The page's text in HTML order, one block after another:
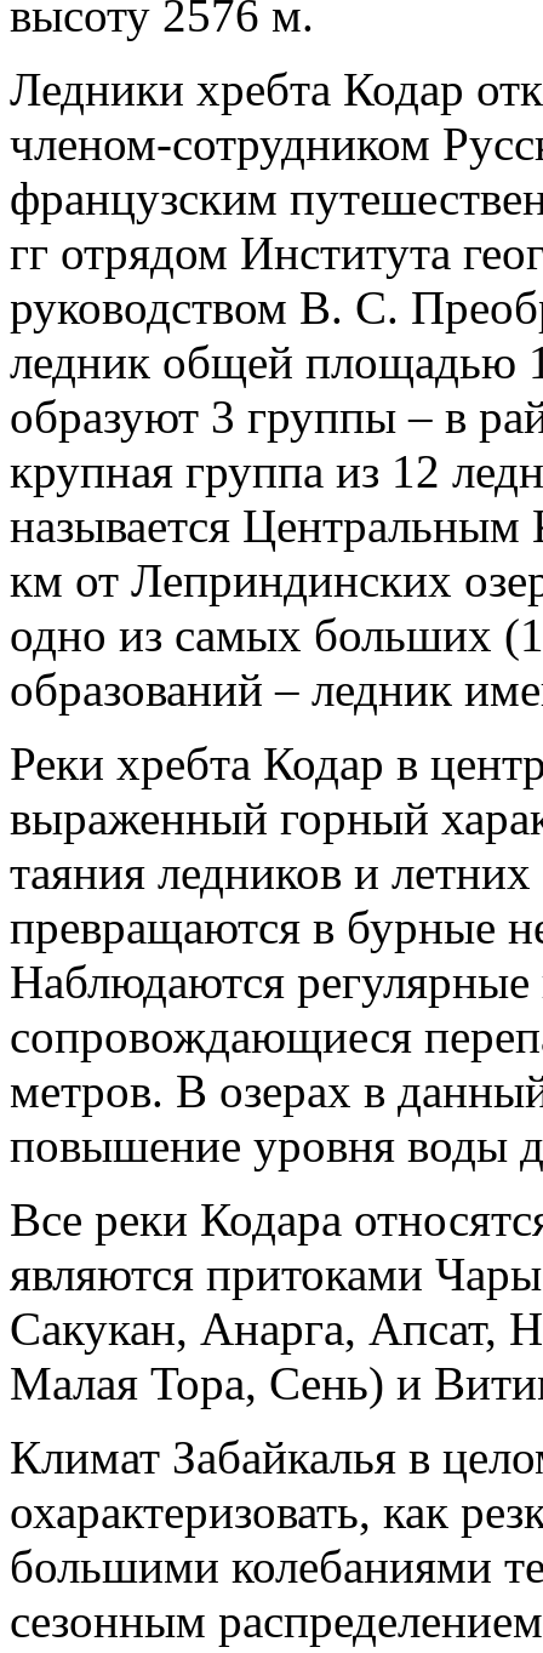
высоту 2576 м.
Ледники хребта Кодар
членом-сотрудником
французским
гг отрядом Института
руководством В. С.
ледник общей площадью
образуют 3 группы – в
крупная группа из 12
называется Центральным
км от Леприндинских
одно из самых больших
образований – ледник
Реки хребта Кодар в
выраженный горный
таяния ледников и
превращаются в бурные
Наблюдаются регулярные
сопровождающиеся
метров. В озерах в
повышение уровня воды
Все реки Кодара
являются притоками
Сакукан, Анарга, Апсат,
Малая Тора, Сень) и
Климат Забайкалья в
охарактеризовать, как
большими колебаниями
сезонным